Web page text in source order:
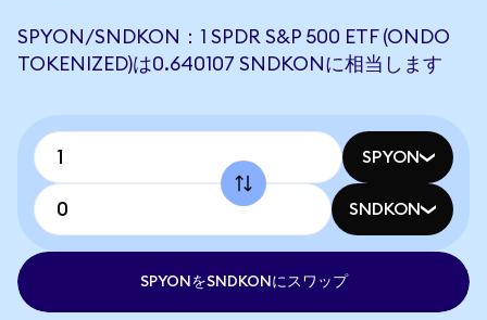
SPYON/SNDKON：1 SPDR S&P 500 ETF (ONDO
TOKENIZED)は0.640107 SNDKONに相当します
SPYON
SNDKON
SPYONをSNDKONにスワップ